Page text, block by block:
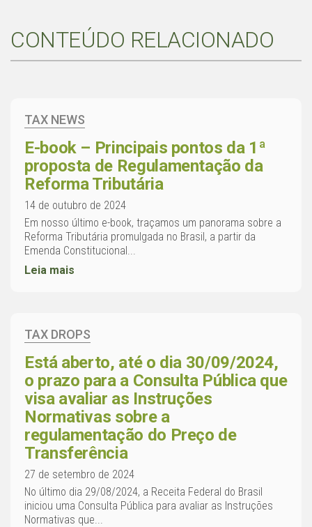
CONTEÚDO RELACIONADO
TAX NEWS
E-book – Principais pontos da 1ª
proposta de Regulamentação da
Reforma Tributária
14 de outubro de 2024
Em nosso último e-book, traçamos um panorama sobre a
Reforma Tributária promulgada no Brasil, a partir da
Emenda Constitucional...
Leia mais
TAX DROPS
Está aberto, até o dia 30/09/2024,
o prazo para a Consulta Pública que
visa avaliar as Instruções
Normativas sobre a
regulamentação do Preço de
Transferência
27 de setembro de 2024
No último dia 29/08/2024, a Receita Federal do Brasil
iniciou uma Consulta Pública para avaliar as Instruções
Normativas que...